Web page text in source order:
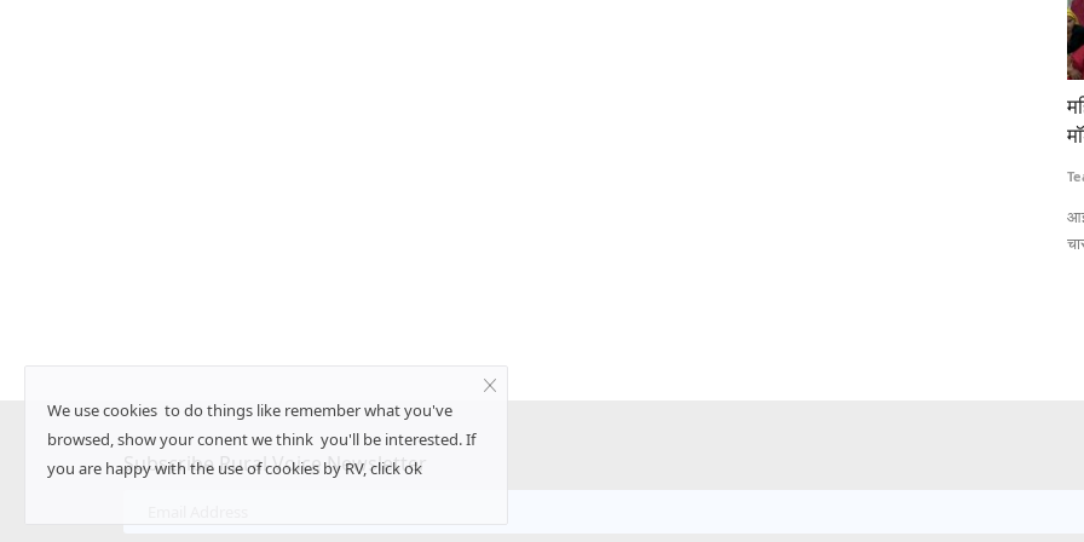
Subscribe Rural Voice Newsletter
We use cookies to do things like remember what you've
browsed, show your conent we think you'll be interested. If
you are happy with the use of cookies by RV, click ok